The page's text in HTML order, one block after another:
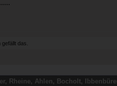
gefällt das.
Rheine, Ahlen, Bocholt,